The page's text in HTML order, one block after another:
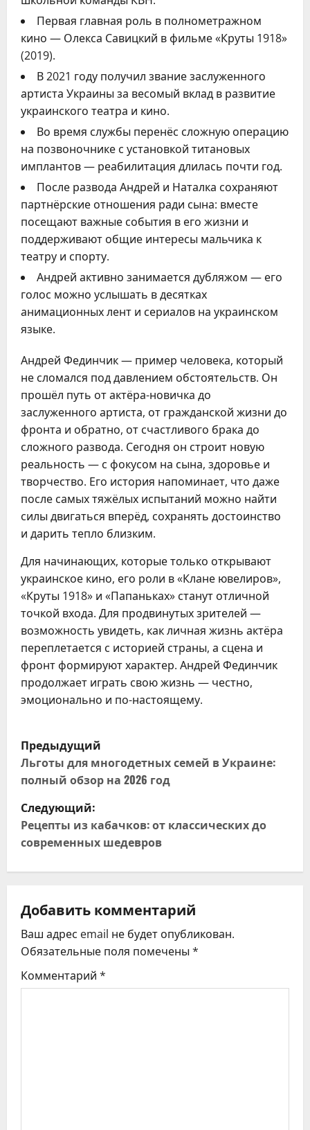
Первая главная роль в полнометражном
кино — Олекса Савицкий в фильме «Круты 1918»
(2019).
В 2021 году получил звание заслуженного
артиста Украины за весомый вклад в развитие
украинского театра и кино.
Во время службы перенёс сложную операцию
на позвоночнике с установкой титановых
имплантов — реабилитация длилась почти год.
После развода Андрей и Наталка сохраняют
партнёрские отношения ради сына: вместе
посещают важные события в его жизни и
поддерживают общие интересы мальчика к
театру и спорту.
Андрей активно занимается дубляжом — его
голос можно услышать в десятках
анимационных лент и сериалов на украинском
языке.
Андрей Фединчик — пример человека, который
не сломался под давлением обстоятельств. Он
прошёл путь от актёра-новичка до
заслуженного артиста, от гражданской жизни до
фронта и обратно, от счастливого брака до
сложного развода. Сегодня он строит новую
реальность — с фокусом на сына, здоровье и
творчество. Его история напоминает, что даже
после самых тяжёлых испытаний можно найти
силы двигаться вперёд, сохранять достоинство
и дарить тепло близким.
Для начинающих, которые только открывают
украинское кино, его роли в «Клане ювелиров»,
«Круты 1918» и «Папаньках» станут отличной
точкой входа. Для продвинутых зрителей —
возможность увидеть, как личная жизнь актёра
переплетается с историей страны, а сцена и
фронт формируют характер. Андрей Фединчик
продолжает играть свою жизнь — честно,
эмоционально и по-настоящему.
Н
а
в
и
г
ц
и
я
Предыдущий
Льготы для многодетных семей в Украине:
полный обзор на 2026 год
Следующий:
Рецепты из кабачков: от классических до
современных шедевров
Добавить комментарий
Ваш адрес email не будет опубликован.
Обязательные поля помечены *
Комментарий *